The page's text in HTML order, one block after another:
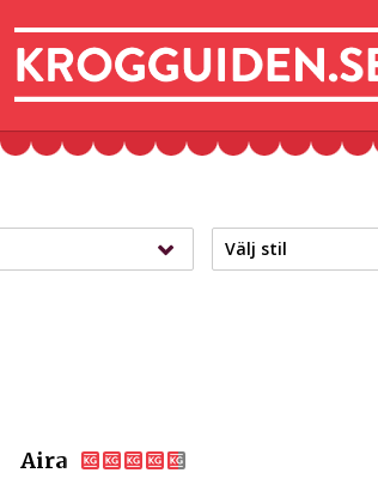
Välj stil
Aira